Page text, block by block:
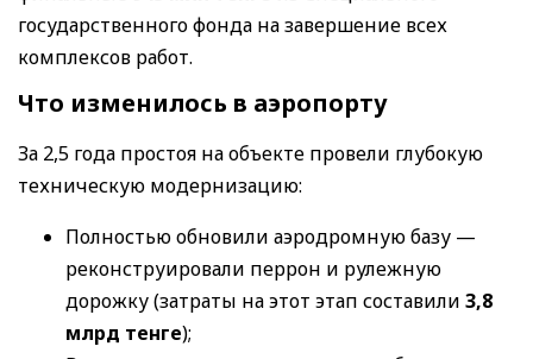
государственного фонда на завершение всех
комплексов работ.
Что изменилось в аэропорту
За 2,5 года простоя на объекте провели глубокую
техническую модернизацию:
Полностью обновили аэродромную базу —
реконструировали перрон и рулежную
дорожку (затраты на этот этап составили 3,8
млрд тенге);